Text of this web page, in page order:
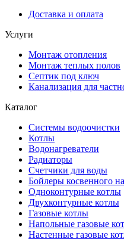
Доставка и оплата
Услуги
Монтаж отопления
Монтаж теплых полов
Септик под ключ
Канализация для
Каталог
Системы водоочистки
Котлы
Водонагреватели
Радиаторы
Cчетчики для воды
Бойлеры косвенного
Одноконтурные котлы
Двухконтурные котлы
Газовые котлы
Напольные газовые
Настенные газовые